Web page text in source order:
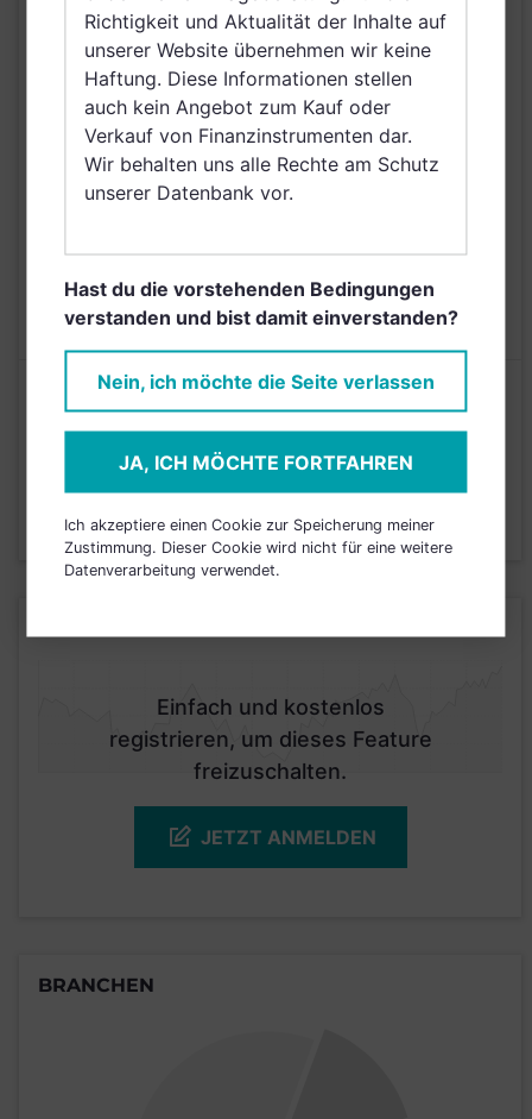
Slowakei, Schweden,
Irland, Belgien,
Netherlands (Kingdom
of the), Norwegen,
Vereinigte Arabische
Emirate, Singapur,
Griechenland, Saudi
AUSGABEAUFSCHLAG 5,00%
MAX. LAUFENDE
KOSTEN
N/A
Risikoeinstufung laut Anbieter (KID)
2 3 4 5 6
Stand 31.07.2020
Einfach und kostenlos
registrieren, um dieses Feature
freizuschalten.
JETZT ANMELDEN
BRANCHEN
Richtigkeit und Aktualität der Inhalte auf
unserer Website übernehmen wir keine
Haftung. Diese Informationen stellen
auch kein Angebot zum Kauf oder
Verkauf von Finanzinstrumenten dar.
Wir behalten uns alle Rechte am Schutz
unserer Datenbank vor.
Hast du die vorstehenden Bedingungen
verstanden und bist damit einverstanden?
Nein, ich möchte die Seite verlassen
JA, ICH MÖCHTE FORTFAHREN
Ich akzeptiere einen Cookie zur Speicherung meiner
Zustimmung. Dieser Cookie wird nicht für eine weitere
Datenverarbeitung verwendet.